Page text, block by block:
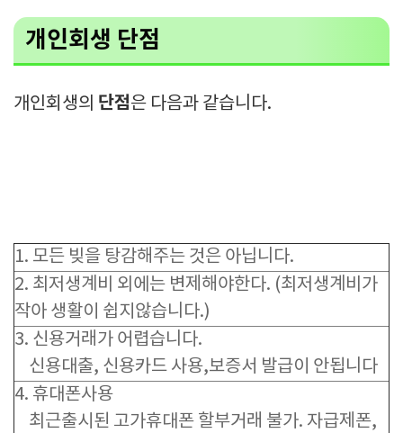
개인회생 단점
개인회생의 단점은 다음과 같습니다.
1. 모든 빚을 탕감해주는 것은 아닙니다.
2. 최저생계비 외에는 변제해야한다. (최저생계비가
작아 생활이 쉽지않습니다.)
3. 신용거래가 어렵습니다.
신용대출, 신용카드 사용,보증서 발급이 안됩니다
4. 휴대폰사용
최근출시된 고가휴대폰 할부거래 불가. 자급제폰,